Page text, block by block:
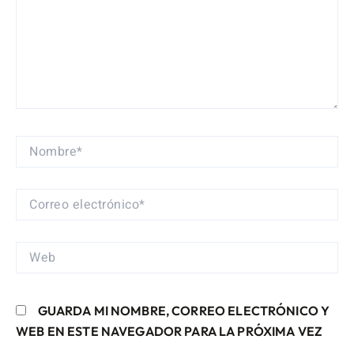
NOMBRE*
CORREO
WEB
GUARDA MI NOMBRE, CORREO ELECTRÓNICO Y
WEB EN ESTE NAVEGADOR PARA LA PRÓXIMA VEZ